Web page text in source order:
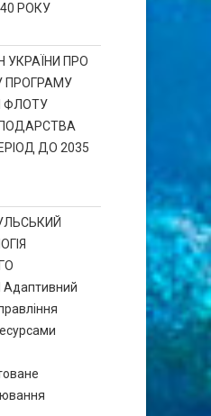
РОКУ
УКРАЇНИ ПРО
ПРОГРАМУ
ФЛОТУ
ДО 2035